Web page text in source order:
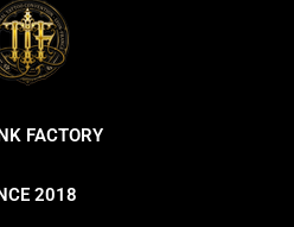
FACTORY
2018